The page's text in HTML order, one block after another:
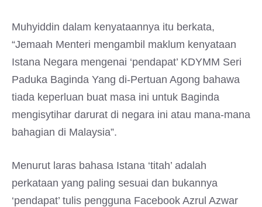
Muhyiddin dalam kenyataannya itu berkata,
“Jemaah Menteri mengambil maklum kenyataan
Istana Negara mengenai ‘pendapat’ KDYMM Seri
Paduka Baginda Yang di-Pertuan Agong bahawa
tiada keperluan buat masa ini untuk Baginda
mengisytihar darurat di negara ini atau mana-mana
bahagian di Malaysia”.
Menurut laras bahasa Istana ‘titah’ adalah
perkataan yang paling sesuai dan bukannya
‘pendapat’ tulis pengguna Facebook Azrul Azwar